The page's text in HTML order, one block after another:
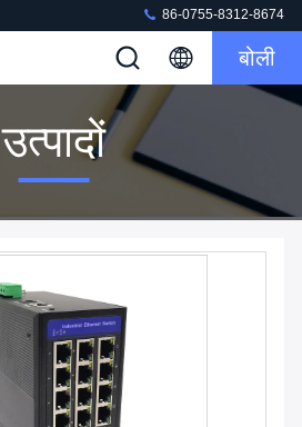
86-0755-8312-8674
बोली
उत्पादों